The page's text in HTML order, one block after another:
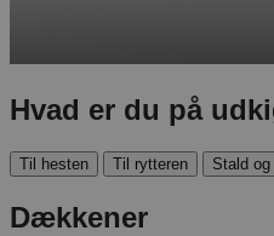
Hvad er du på
Til hesten Til rytteren Stald
Dækkener